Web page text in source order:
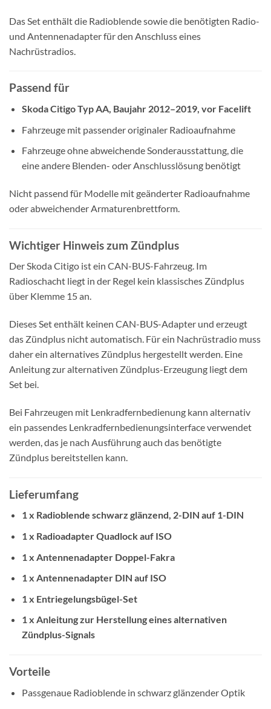
Das Set enthält die Radioblende sowie die benötigten Radio-
und Antennenadapter für den Anschluss eines
Nachrüstradios.
Passend für
Skoda Citigo Typ AA, Baujahr 2012–2019, vor Facelift
Fahrzeuge mit passender originaler Radioaufnahme
Fahrzeuge ohne abweichende Sonderausstattung, die
eine andere Blenden- oder Anschlusslösung benötigt
Nicht passend für Modelle mit geänderter Radioaufnahme
oder abweichender Armaturenbrettform.
Wichtiger Hinweis zum Zündplus
Der Skoda Citigo ist ein CAN-BUS-Fahrzeug. Im
Radioschacht liegt in der Regel kein klassisches Zündplus
über Klemme 15 an.
Dieses Set enthält keinen CAN-BUS-Adapter und erzeugt
das Zündplus nicht automatisch. Für ein Nachrüstradio muss
daher ein alternatives Zündplus hergestellt werden. Eine
Anleitung zur alternativen Zündplus-Erzeugung liegt dem
Set bei.
Bei Fahrzeugen mit Lenkradfernbedienung kann alternativ
ein passendes Lenkradfernbedienungsinterface verwendet
werden, das je nach Ausführung auch das benötigte
Zündplus bereitstellen kann.
Lieferumfang
1 x Radioblende schwarz glänzend, 2-DIN auf 1-DIN
1 x Radioadapter Quadlock auf ISO
1 x Antennenadapter Doppel-Fakra
1 x Antennenadapter DIN auf ISO
1 x Entriegelungsbügel-Set
1 x Anleitung zur Herstellung eines alternativen
Zündplus-Signals
Vorteile
Passgenaue Radioblende in schwarz glänzender Optik